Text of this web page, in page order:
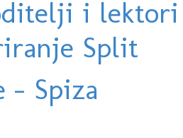
i
Split
- Spiza